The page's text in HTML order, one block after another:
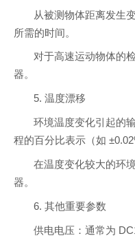
从被测物体距离发生
所需的时间。
对于高速运动物体的
器。
5. 温度漂移
环境温度变化引起的
程的百分比表示（如
在温度变化较大的环
器。
6. 其他重要参数
供电电压：通常为